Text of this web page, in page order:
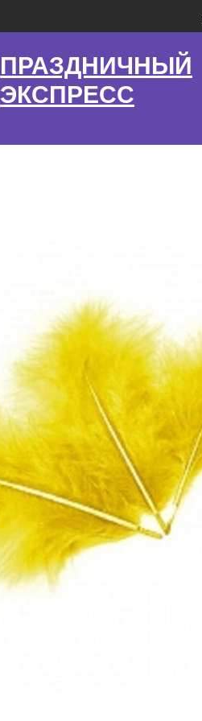
ПРАЗДНИЧНЫЙ
ЭКСПРЕСС